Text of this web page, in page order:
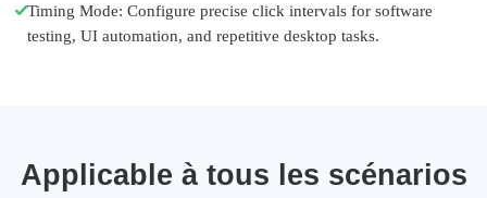
Timing Mode: Configure precise click intervals for software
testing, UI automation, and repetitive desktop tasks.
Applicable à tous les scénarios